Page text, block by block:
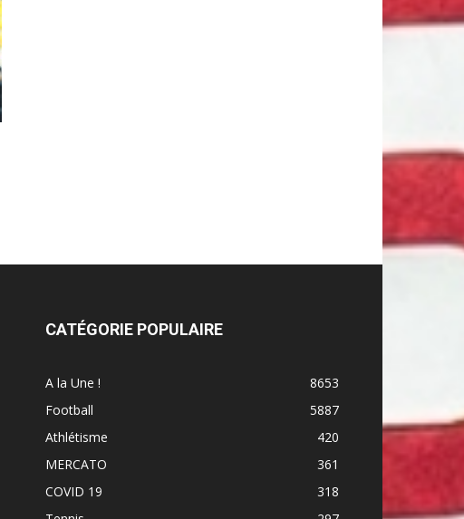
CATÉGORIE POPULAIRE
A la Une !
8653
Football
5887
Athlétisme
420
MERCATO
361
COVID 19
318